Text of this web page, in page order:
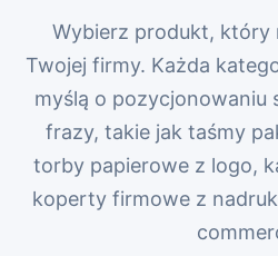
Wybierz produkt, który
Twojej firmy. Każda
myślą o pozycjonowaniu
frazy, takie jak taśmy
torby papierowe z logo,
koperty firmowe z